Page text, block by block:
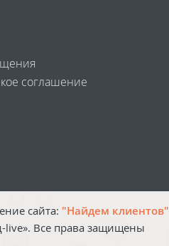
соглашение
сайта: "Найдем клиентов"
live». Все права защищены